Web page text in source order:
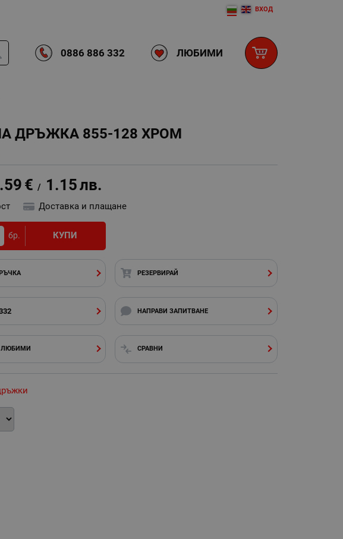
ВХОД
0886 886 332 ЛЮБИМИ
ДРЪЖКА 855-128 ХРОМ
€ / 1.15лв.
Доставка и плащане
бр. КУПИ
РЕЗЕРВИРАЙ
НАПРАВИ ЗАПИТВАНЕ
ЛЮБИМИ СРАВНИ